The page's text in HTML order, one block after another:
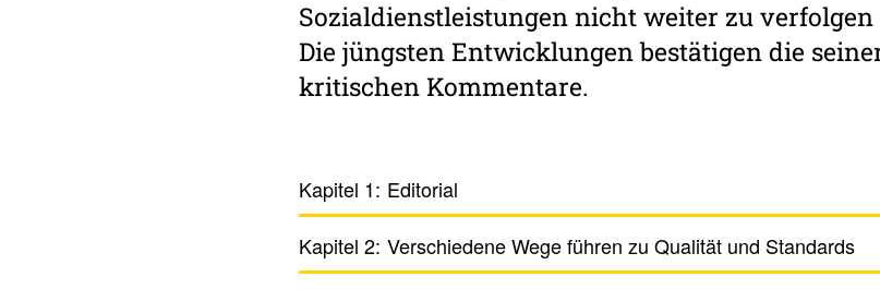
Sozialdienstleistun­gen nicht weiter zu
Die jüngsten Ent­wi­cklungen bestätigen die
kritischen Kommentare.
Kapitel 1: Edito­rial
Kapitel 2: Verschie­dene Wege führen zu Qualität und Stan­dards